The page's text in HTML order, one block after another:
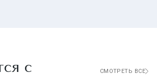
с СМОТРЕТЬ ВСЕ